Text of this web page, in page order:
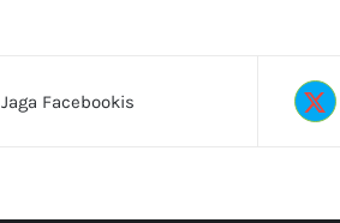
Jaga Facebookis